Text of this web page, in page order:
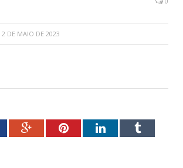
2 DE MAIO DE 2023
Google+PinterestLinkedInTumblr